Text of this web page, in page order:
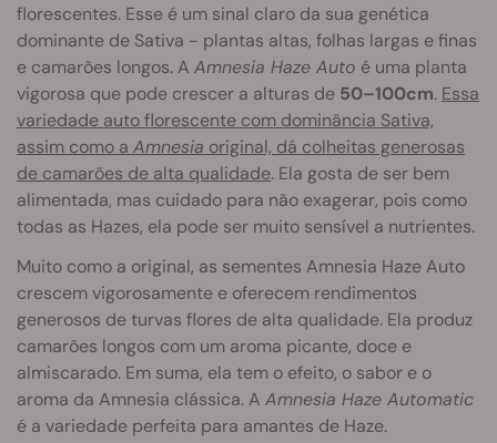
florescentes. Esse é um sinal claro da sua genética
dominante de Sativa - plantas altas, folhas largas e finas
e camarões longos. A Amnesia Haze Auto é uma planta
vigorosa que pode crescer a alturas de 50–100cm. Essa
variedade auto florescente com dominância Sativa,
assim como a Amnesia original, dá colheitas generosas
de camarões de alta qualidade. Ela gosta de ser bem
alimentada, mas cuidado para não exagerar, pois como
todas as Hazes, ela pode ser muito sensível a nutrientes.
Muito como a original, as sementes Amnesia Haze Auto
crescem vigorosamente e oferecem rendimentos
generosos de turvas flores de alta qualidade. Ela produz
camarões longos com um aroma picante, doce e
almiscarado. Em suma, ela tem o efeito, o sabor e o
aroma da Amnesia clássica. A Amnesia Haze Automatic
é a variedade perfeita para amantes de Haze.